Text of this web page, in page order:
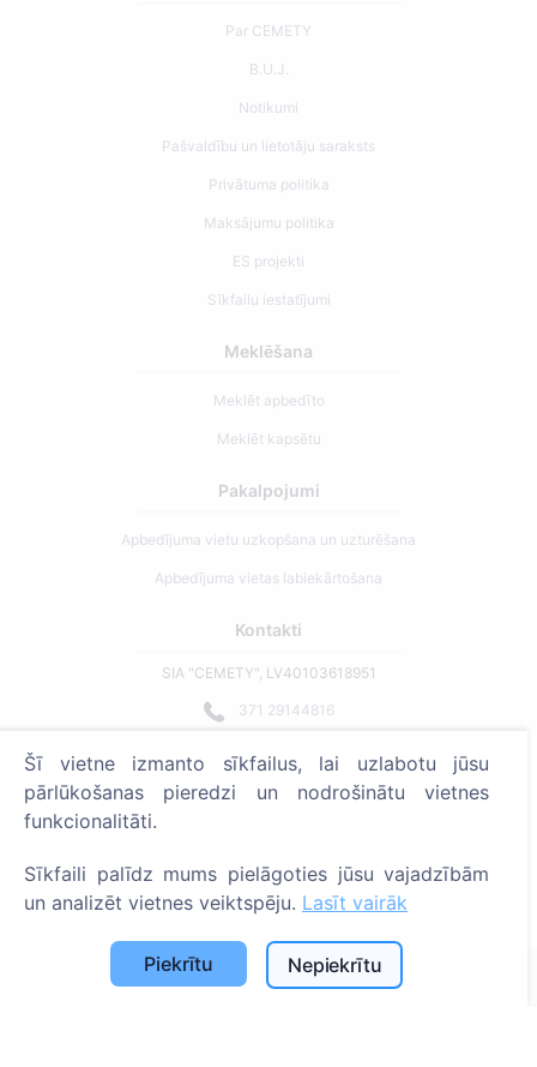
Par CEMETY
B.U.J.
Notikumi
Pašvaldību un lietotāju saraksts
Privātuma politika
Maksājumu politika
ES projekti
Sīkfailu iestatījumi
Meklēšana
Meklēt apbedīto
Meklēt kapsētu
Pakalpojumi
Apbedījuma vietu uzkopšana un uzturēšana
Apbedījuma vietas labiekārtošana
Kontakti
SIA "CEMETY", LV40103618951
371 29144816
Strādājam visā Latvijā!
Administratoriem
© 2013 - 2026 Cemety Visas tiesības aizsargātas
Privātuma politika un noteikumi.
Šī vietne izmanto sīkfailus, lai uzlabotu jūsu
pārlūkošanas pieredzi un nodrošinātu vietnes
funkcionalitāti.
Sīkfaili palīdz mums pielāgoties jūsu vajadzībām
un analizēt vietnes veiktspēju. Lasīt vairāk
Piekrītu Nepiekrītu